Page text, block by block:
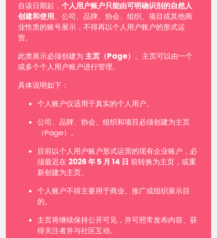
自该日期起， 个人用户账户只能由可明确识别的自然人
创建和使用。公司、品牌、协会、组织、项目或其他商
业性质的账号展示，不得再以个人用户账户的形式运
营。
此类展示必须创建为 主页（Page） 。主页可以由一个
或多个个人用户账户进行管理。
具体说明如下：
个人账户仅适用于真实的个人用户。
公司、品牌、协会、组织和项目必须创建为主页
（Page）。
目前以个人用户账户形式运营的现有企业账户，必
须最迟在 2026 年 5 月 14 日 前转换为主页，或重
新创建为主页。
个人账户不得主要用于商业、推广或组织展示目
的。
主页将继续保持公开可见，并可照常发布内容、获
得关注者并与社区互动。